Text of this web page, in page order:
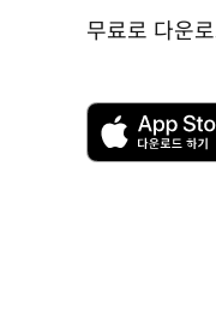
무료로 다운